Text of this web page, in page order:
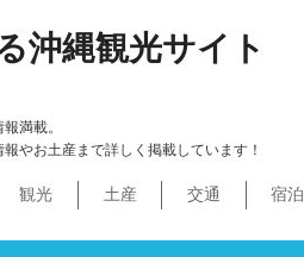
沖縄観光サイト
満載。
やお土産まで詳しく掲載しています！
観光
土産
交通
宿泊